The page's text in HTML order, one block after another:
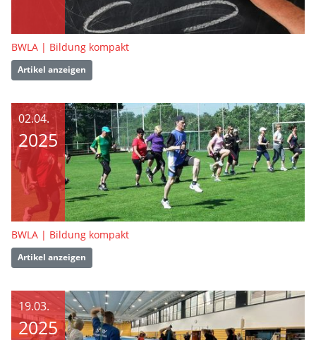
BWLA | Bildung kompakt
Artikel anzeigen
02.04.
2025
BWLA | Bildung kompakt
Artikel anzeigen
19.03.
2025